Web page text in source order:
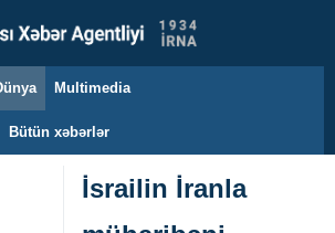
Multimedia
Bütün xəbərlər
İsrailin İranla